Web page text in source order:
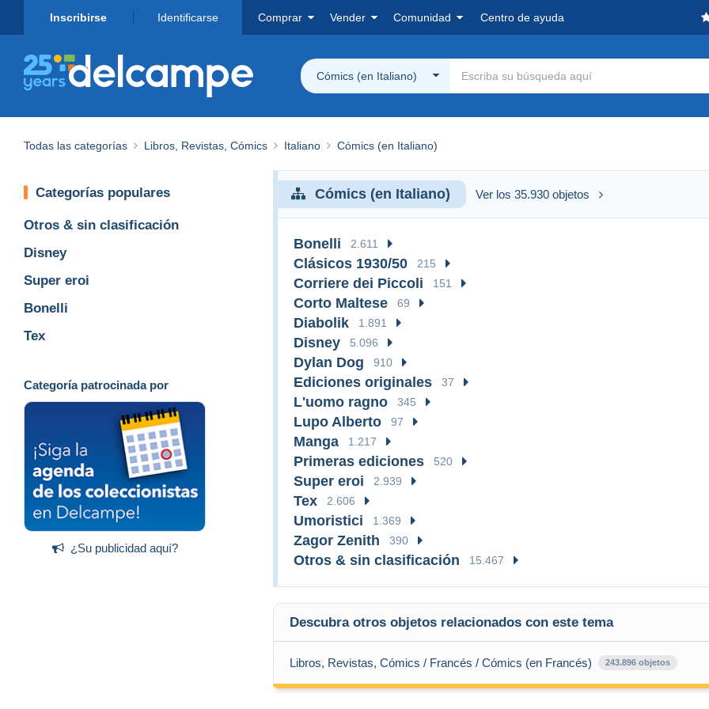
Inscribirse Identificarse Comprar Vender Comunidad Centro de ayuda
Cómics (en Italiano)
Todas las categorías Libros, Revistas, Cómics Italiano Cómics (en Italiano)
Categorías populares
Otros & sin clasificación
Disney
Super eroi
Bonelli
Tex
Categoría patrocinada por
¿Su publicidad aquí?
Cómics (en Italiano) Ver los 35.930 objetos
Bonelli 2.611
Clásicos 1930/50 215
Corriere dei Piccoli 151
Corto Maltese 69
Diabolik 1.891
Disney 5.096
Dylan Dog 910
Ediciones originales 37
L'uomo ragno 345
Lupo Alberto 97
Manga 1.217
Primeras ediciones 520
Super eroi 2.939
Tex 2.606
Umoristici 1.369
Zagor Zenith 390
Otros & sin clasificación 15.467
Descubra otros objetos relacionados con este tema
Libros, Revistas, Cómics / Francés / Cómics (en Francés) 243.896 objetos